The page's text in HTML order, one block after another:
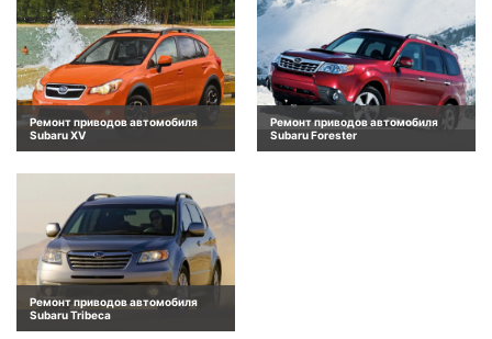
Ремонт приводов автомобиля
Subaru XV
Ремонт приводов автомобиля
Subaru Forester
Ремонт приводов автомобиля
Subaru Tribeca